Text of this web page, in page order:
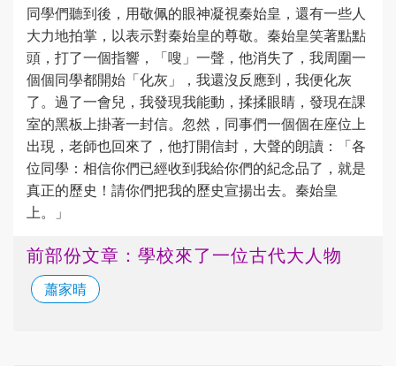
同學們聽到後，用敬佩的眼神凝視秦始皇，還有一些人
大力地拍掌，以表示對秦始皇的尊敬。秦始皇笑著點點
頭，打了一個指響，「嗖」一聲，他消失了，我周圍一
個個同學都開始「化灰」，我還沒反應到，我便化灰
了。過了一會兒，我發現我能動，揉揉眼睛，發現在課
室的黑板上掛著一封信。忽然，同事們一個個在座位上
出現，老師也回來了，他打開信封，大聲的朗讀：「各
位同學：相信你們已經收到我給你們的紀念品了，就是
真正的歷史！請你們把我的歷史宣揚出去。秦始皇
上。」
前部份文章：學校來了一位古代大人物
蕭家晴